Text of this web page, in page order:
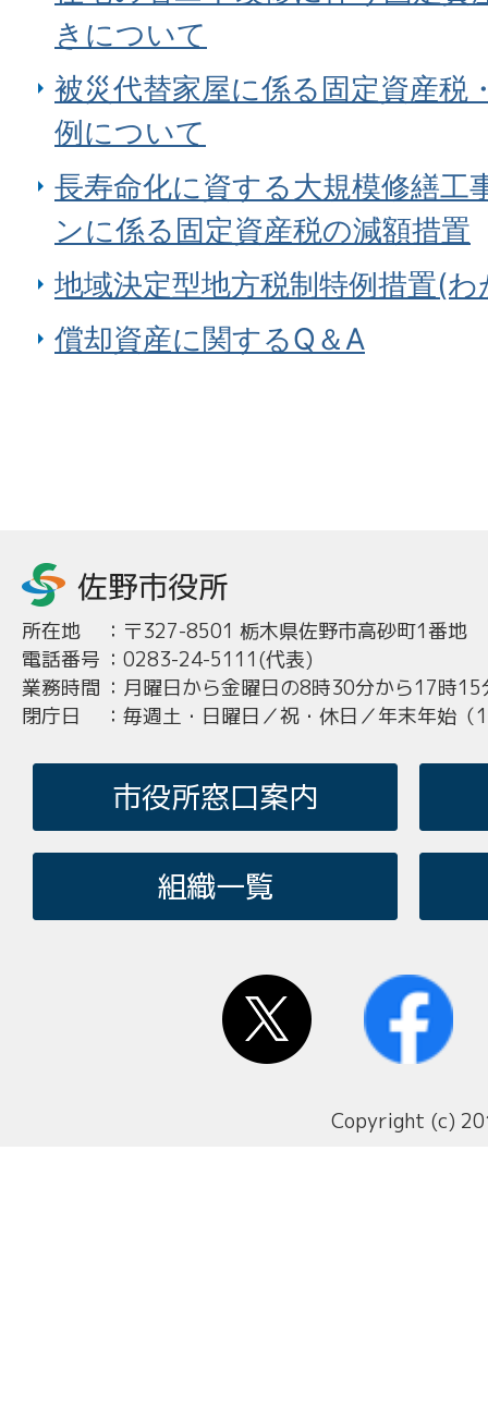
きについて
被災代替家屋に係る固定資産税
例について
長寿命化に資する大規模修繕工
ンに係る固定資産税の減額措置
地域決定型地方税制特例措置(
償却資産に関するQ＆A
所在地 ： 〒327-8501 栃木県佐野市高砂町1番地
電話番号 ： 0283-24-5111(代表)
業務時間 ： 月曜日から金曜日の8時30分から17時15
閉庁日
： 毎週土・日曜日／祝・休日／年末年始
市役所窓口案内
組織一覧
Copyright (c)